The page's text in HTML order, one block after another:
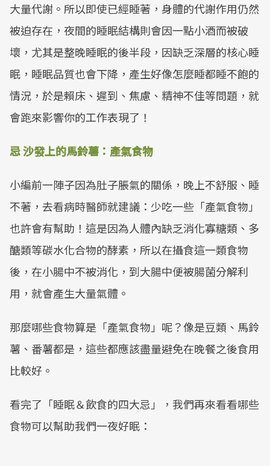
大量代謝。所以即使已經睡著，身體的代謝作用仍然
被迫存在，夜間的睡眠結構則會因一點小酒而被破
壞，尤其是整晚睡眠的後半段，因缺乏深層的核心睡
眠，睡眠品質也會下降，產生好像怎麼睡都睡不飽的
情況，於是賴床、遲到、焦慮、精神不佳等問題，就
會跑來影響你的工作表現了！
忌 沙發上的馬鈴薯：產氣食物
小編前一陣子因為肚子脹氣的關係，晚上不舒服、睡
不著，去看病時醫師就建議：少吃一些「產氣食物」
也許會有幫助！這是因為人體內缺乏消化寡糖類、多
醣類等碳水化合物的酵素，所以在攝食這一類食物
後，在小腸中不被消化，到大腸中便被腸菌分解利
用，就會產生大量氣體。
那麼哪些食物算是「產氣食物」呢？像是豆類、馬鈴
薯、番薯都是，這些都應該盡量避免在晚餐之後食用
比較好。
看完了「睡眠＆飲食的四大忌」，我們再來看看哪些
食物可以幫助我們一夜好眠：